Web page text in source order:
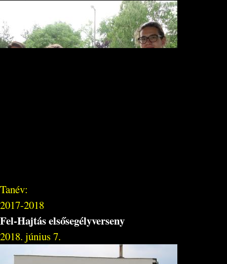
Tanév:
2017-2018
Fel-Hajtás elsősegélyverseny
2018. június 7.